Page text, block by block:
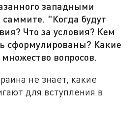
западными
"Когда будут
Что за условия? Кем
сформулированы? Какие
вопросов.
не знает, какие
для вступления в